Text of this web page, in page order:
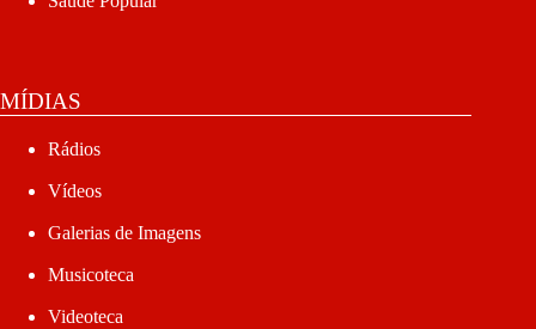
MÍDIAS
Rádios
Vídeos
Galerias de Imagens
Musicoteca
Videoteca